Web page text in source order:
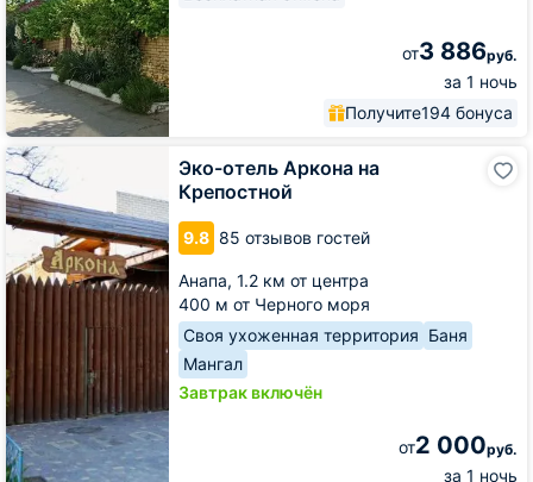
от3 886руб.
за 1 ночь
Получите194 бонуса
Эко-отель Аркона на
Крепостной
9.8 85 отзывов гостей
Анапа, 1.2 км от центра
400 м от Черного моря
Своя ухоженная территория Баня
Мангал
Завтрак включён
от2 000руб.
за 1 ночь
Эко-
отель
Аркона
на
Крепостной